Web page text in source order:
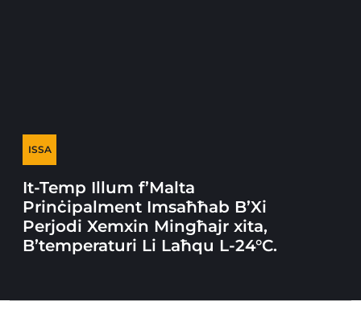
ISSA
It-Temp Illum f’Malta
Prinċipalment Imsaħħab B’Xi
Perjodi Xemxin Mingħajr xita,
B’temperaturi Li Laħqu L-24°C.